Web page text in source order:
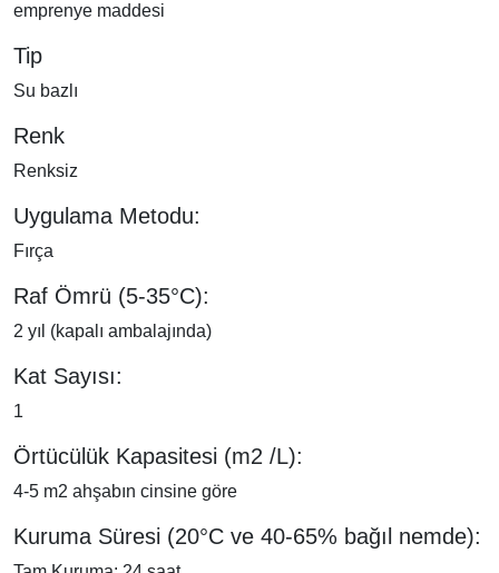
emprenye maddesi
Tip
Su bazlı
Renk
Renksiz
Uygulama Metodu:
Fırça
Raf Ömrü (5-35°C):
2 yıl (kapalı ambalajında)
Kat Sayısı:
1
Örtücülük Kapasitesi (m2 /L):
4-5 m2 ahşabın cinsine göre
Kuruma Süresi (20°C ve 40-65% bağıl nemde):